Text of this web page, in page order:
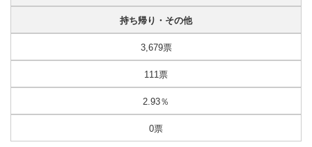
持ち帰り・その他
3,679票
111票
2.93％
0票